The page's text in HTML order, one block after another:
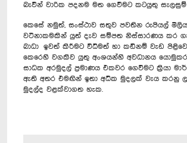
බැවින් වාරික පදනම මත ගෙවීමට කටයුතු
කෙසේ නමුත්, සංස්ථාව සතුව පවතින රුපියල්
වටිනාකමකින් යුත් දැව සම්පත නිස්සාරණය කර
බාධා ඉවත් කිරීමට විධිමත් හා කඩිනම් වැඩ
කෙරෙහි වගකිව යුතු අංශයන්හි අවධානය
සාධක අරමුදල් ප්‍රමාණය එකවර ගෙවීමට ක්‍රියා
ඇති අතර එමඟින් ඉතා අධික මුදලක් වැය කරනු
මුදල්ද වළක්වාගත හැක.